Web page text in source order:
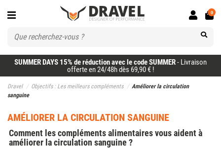
SUMMER DAYS 15% de réduction avec le code SUMMER- Livraison
offerte en 24/48h dès 69,90 € !
0
Dravel Objectifs : Les meilleurs compléments
Améliorer la circulation
sanguine
AMÉLIORER LA CIRCULATION SANGUINE
Comment les compléments alimentaires vous aident à
améliorer la circulation sanguine ?